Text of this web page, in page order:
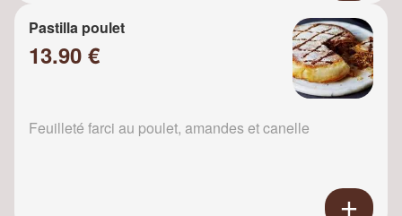
Pastilla poulet
13.90 €
Feuilleté farci au poulet, amandes et canelle